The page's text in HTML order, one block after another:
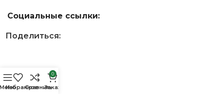
Социальные ссылки:
Поделиться:
Меню
ИзбранноеСравнить
0
позиций
Заказ